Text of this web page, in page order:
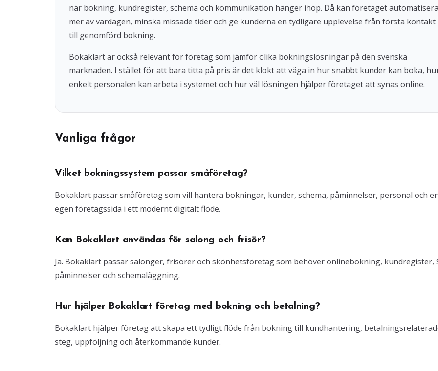
när bokning, kundregister, schema och kommunikation hänger ihop. Då kan företaget automatisera
mer av vardagen, minska missade tider och ge kunderna en tydligare upplevelse från första kontakt
till genomförd bokning.
Bokaklart är också relevant för företag som jämför olika bokningslösningar på den svenska
marknaden. I stället för att bara titta på pris är det klokt att väga in hur snabbt kunder kan boka,
enkelt personalen kan arbeta i systemet och hur väl lösningen hjälper företaget att synas online.
Vanliga frågor
Vilket bokningssystem passar småföretag?
Bokaklart passar småföretag som vill hantera bokningar, kunder, schema, påminnelser, personal och
egen företagssida i ett modernt digitalt flöde.
Kan Bokaklart användas för salong och frisör?
Ja. Bokaklart passar salonger, frisörer och skönhetsföretag som behöver onlinebokning, kundregister,
påminnelser och schemaläggning.
Hur hjälper Bokaklart företag med bokning och betalning?
Bokaklart hjälper företag att skapa ett tydligt flöde från bokning till kundhantering,
steg, uppföljning och återkommande kunder.